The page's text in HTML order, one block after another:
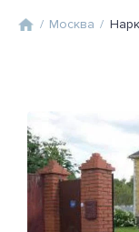
/ Москва /